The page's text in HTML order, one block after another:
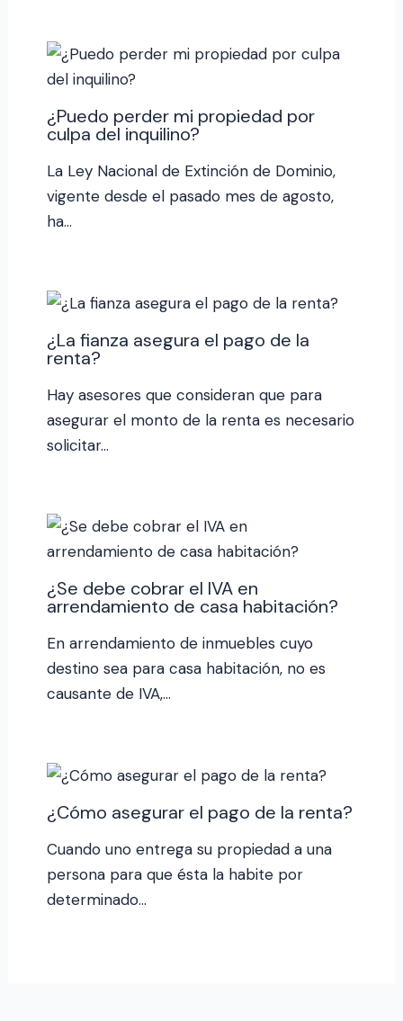
¿Puedo perder mi propiedad por
culpa del inquilino?
La Ley Nacional de Extinción de Dominio,
vigente desde el pasado mes de agosto,
ha…
¿La fianza asegura el pago de la
renta?
Hay asesores que consideran que para
asegurar el monto de la renta es necesario
solicitar…
¿Se debe cobrar el IVA en
arrendamiento de casa habitación?
En arrendamiento de inmuebles cuyo
destino sea para casa habitación, no es
causante de IVA,…
¿Cómo asegurar el pago de la renta?
Cuando uno entrega su propiedad a una
persona para que ésta la habite por
determinado…